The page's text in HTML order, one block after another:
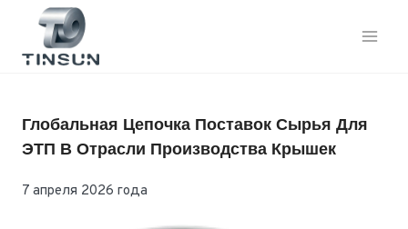
Перейти
контенту
Глобальная Цепочка Поставок Сырья Для
ЭТП В Отрасли Производства Крышек
7 апреля 2026 года